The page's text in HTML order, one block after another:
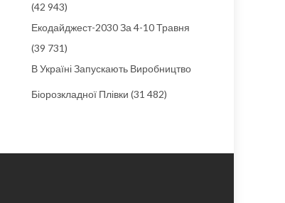
(42 943)
Екодайджест-2030 За 4-10 Травня
(39 731)
В Україні Запускають Виробництво
Біорозкладної Плівки (31 482)